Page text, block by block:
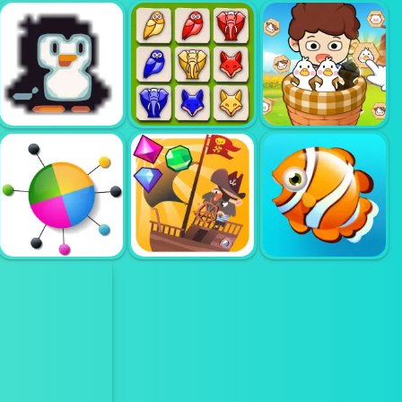
TOWER MANIA
AMONG VS
GARTEN OF
BANBAN
YASIN POOP
RUSH
I WANT ICE
CREAM
TIMBERLAND
ARRANGE
PUZZLE GAME
FARM ANIMAL
SORT PUZZLE